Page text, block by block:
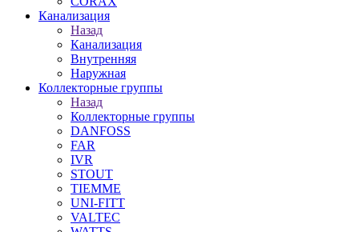
Канализация
Назад
Канализация
Внутренняя
Наружная
Коллекторные группы
Назад
Коллекторные группы
DANFOSS
FAR
IVR
STOUT
TIEMME
UNI-FITT
VALTEC